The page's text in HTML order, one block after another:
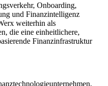
Onboarding,
und Finanzintelligenz
weiterhin als
die eine einheitlichere,
Finanzinfrastruktur